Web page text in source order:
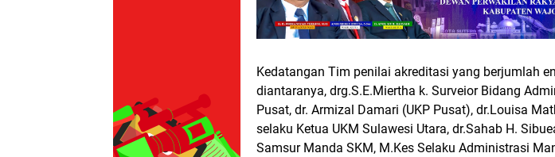
Kedatangan Tim penilai akreditasi yang berjumlah
diantaranya, drg.S.E.Miertha k. Surveior Bidang
Pusat, dr. Armizal Damari (UKP Pusat), dr.Louisa
selaku Ketua UKM Sulawesi Utara, dr.Sahab H.
Samsur Manda SKM, M.Kes Selaku Administrasi